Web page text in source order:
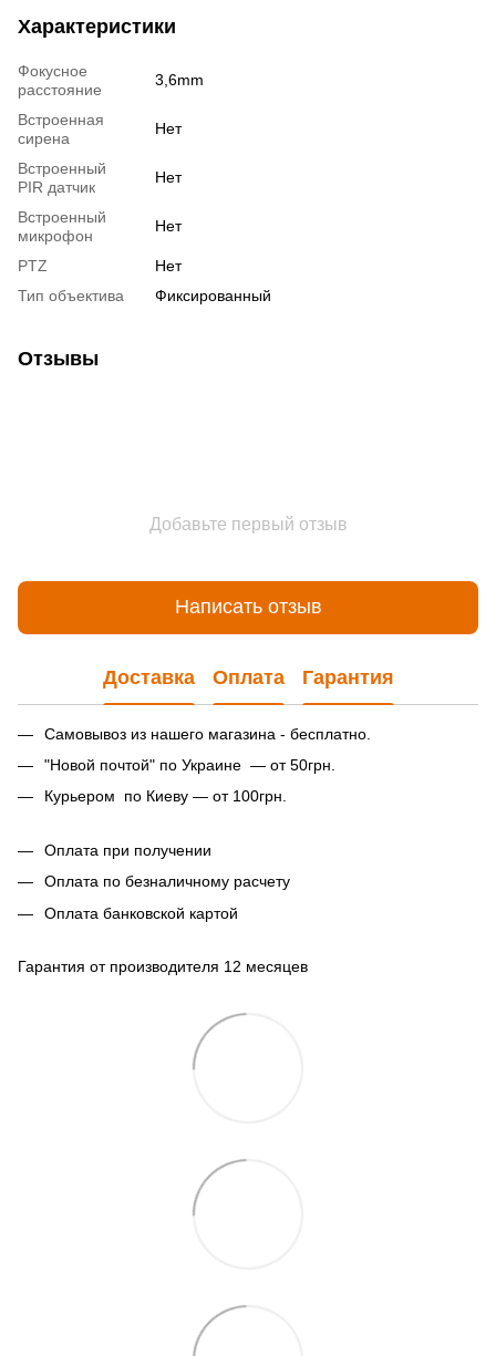
Характеристики
Фокусное
расстояние
3,6mm
Встроенная
сирена
Нет
Встроенный
PIR датчик
Нет
Встроенный
микрофон
Нет
PTZ
Нет
Тип объектива
Фиксированный
Отзывы
Добавьте первый отзыв
Написать отзыв
Доставка Оплата Гарантия
Самовывоз из нашего магазина - бесплатно.
"Новой почтой" по Украине — от 50грн.
Курьером по Киеву — от 100грн.
Оплата при получении
Оплата по безналичному расчету
Оплата банковской картой
Гарантия от производителя 12 месяцев